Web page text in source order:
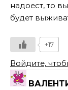
надоест, то
будет
+17
Войдите,